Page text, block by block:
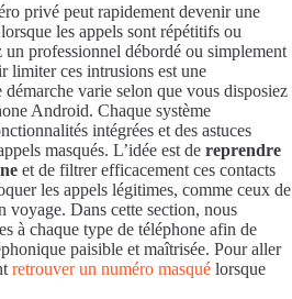
privé peut rapidement devenir une
les appels sont répétitifs ou
professionnel débordé ou simplement
limiter ces intrusions est une
démarche varie selon que vous disposiez
Android. Chaque système
intégrées et des astuces
masqués. L’idée est de reprendre
et de filtrer efficacement ces contacts
les appels légitimes, comme ceux de
voyage. Dans cette section, nous
à chaque type de téléphone afin de
paisible et maîtrisée. Pour aller
retrouver un numéro masqué lorsque